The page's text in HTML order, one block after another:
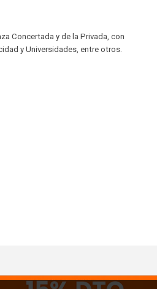
Concertada y de la Privada, con
y Universidades, entre otros.